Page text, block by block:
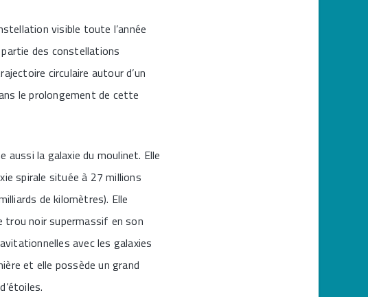
visible toute l’année
des constellations
circulaire autour d’un
le prolongement de cette
la galaxie du moulinet. Elle
spirale située à 27 millions
de kilomètres). Elle
trou noir supermassif en son
avec les galaxies
et elle possède un grand